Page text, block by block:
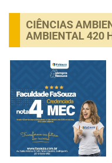
CIÊNCIAS
AMBIENTAL 420